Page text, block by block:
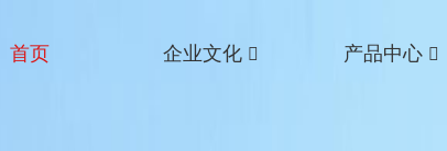
首页 企业文化 产品中心